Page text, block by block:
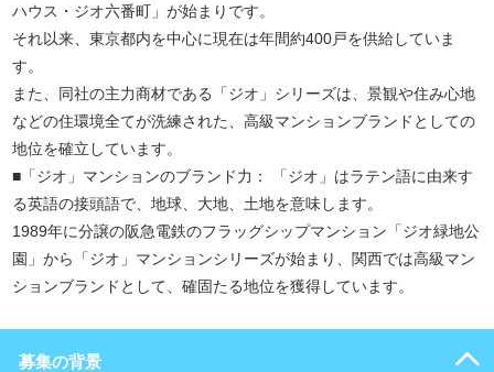
ハウス・ジオ六番町」が始まりです。
それ以来、東京都内を中心に現在は年間約400戸を供給していま
す。
また、同社の主力商材である「ジオ」シリーズは、景観や住み心地
などの住環境全てが洗練された、高級マンションブランドとしての
地位を確立しています。
■「ジオ」マンションのブランド力： 「ジオ」はラテン語に由来す
る英語の接頭語で、地球、大地、土地を意味します。
1989年に分譲の阪急電鉄のフラッグシップマンション「ジオ緑地公
園」から「ジオ」マンションシリーズが始まり、関西では高級マン
ションブランドとして、確固たる地位を獲得しています。
募集の背景